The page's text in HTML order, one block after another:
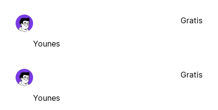
Younes
Gratis
Younes
Gratis